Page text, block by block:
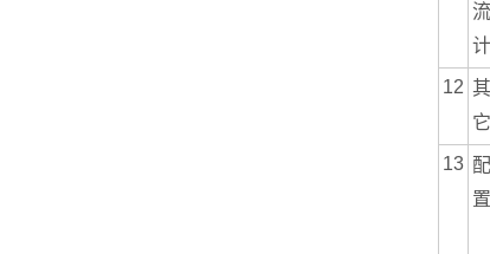
流
计
12 其
它
13 配
置